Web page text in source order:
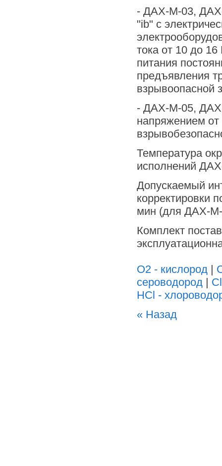
- ДАХ-М-03, ДАХ-
"ib" с
тока от 10 до
питания
предъявления
взрывоопасной
- ДАХ-М-05, ДАХ-
напряжением
Температура
исполнений
Допускаемый
корректировки
мин (для ДАХ-М-
Комплект
O2 - кислород |
сероводород |
HCl -
« Назад